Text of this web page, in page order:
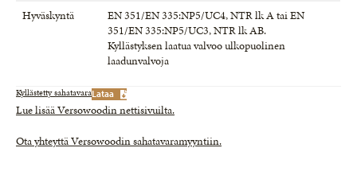
Hyväskyntä
EN 351/EN 335:NP5/UC4, NTR lk A tai EN
351/EN 335:NP5/UC3, NTR lk AB.
Kyllästyksen laatua valvoo ulkopuolinen
laadunvalvoja
Kyllästetty sahatavaraLataa
Lue lisää Versowoodin nettisivuilta.
Ota yhteyttä Versowoodin sahatavaramyyntiin.